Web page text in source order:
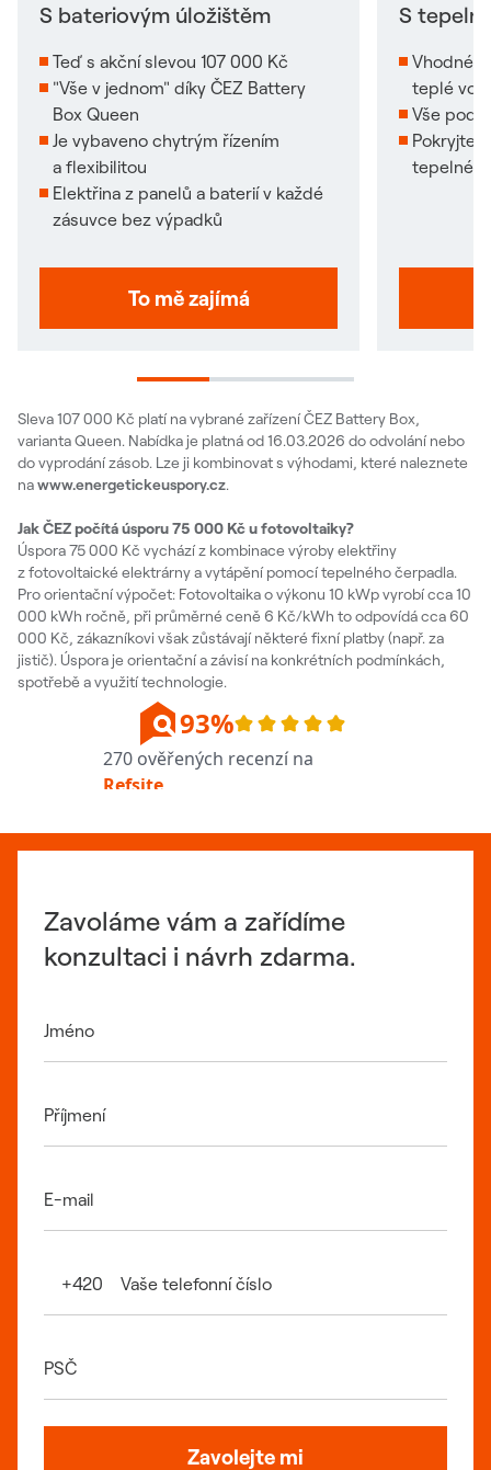
S bateriovým úložištěm
Teď s akční slevou 107 000 Kč
"Vše v jednom" díky ČEZ Battery
Box Queen
Je vybaveno chytrým řízením
a flexibilitou
Elektřina z panelů a baterií v každé
zásuvce bez výpadků
To mě zajímá
S
Vhodné
teplé
Vše pod
Pokryjte
Sleva 107 000 Kč platí na vybrané zařízení ČEZ Battery Box,
varianta Queen. Nabídka je platná od 16.03.2026 do odvolání nebo
do vyprodání zásob. Lze ji kombinovat s výhodami, které naleznete
nawww.energetickeuspory.cz.
Jak ČEZ počítá úsporu 75 000 Kč u fotovoltaiky?
Úspora 75 000 Kč vychází z kombinace výroby elektřiny
z fotovoltaické elektrárny a vytápění pomocí tepelného čerpadla.
Pro orientační výpočet: Fotovoltaika o výkonu 10 kWp vyrobí cca 10
000 kWh ročně, při průměrné ceně 6 Kč/kWh to odpovídá cca 60
000 Kč, zákazníkovi však zůstávají některé fixní platby (např. za
jistič). Úspora je orientační a závisí na konkrétních podmínkách,
spotřebě a využití technologie.
Zavoláme vám a zařídíme
konzultaci i návrh zdarma.
+420
Zavolejte mi